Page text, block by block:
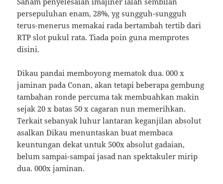
persepuluhan enam, 28%, yg sungguh-sungguh
terus-menerus memakai rada bertambah tertib dari
RTP slot pukul rata. Tiada poin guna memprotes
disini.
Dikau pandai memboyong mematok dua. 000 x
jaminan pada Conan, akan tetapi beberapa gembung
tambahan ronde percuma tak membuahkan makin
sejak 20 x batas 50 x cagaran nun memerihkan.
Terkait sebanyak luhur lantaran keganjilan absolut
asalkan Dikau menuntaskan buat membaca
keuntungan dekat untuk 500x absolut gadaian,
belum sampai-sampai jasad nan spektakuler mirip
dua. 000x jaminan.